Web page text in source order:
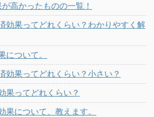
高かったものの一覧！
効果ってどれくらい？わかりやすく解
について。
効果ってどれくらい？小さい？
果ってどれくらい？
果について、教えます。